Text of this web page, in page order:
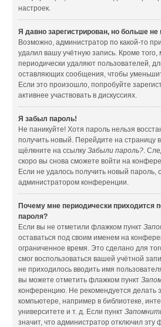
настроек.
Я давно зарегистрирован, но больше не
Возможно, администратор по какой-то
удалил вашу учётную запись. Кроме
периодически удаляют пользователей,
оставляющих сообщения, чтобы
Если это произошло, попробуйте
активнее участвовать в дискуссиях.
Я забыл пароль!
Не паникуйте! Хотя пароль нельзя
получить новый. Перейдите на страницу
щёлкните на ссылкуЗабыли пароль?.
скоро вы снова сможете войти на
Если не удалось получить новый пароль,
администратором конференции.
Почему мне периодически приходится
пароля?
Если вы не отметили флажком пункт
оставаться под своим именем на
ограниченное время. Это сделано для
смог воспользоваться вашей учётной
не приходилось вводить имя
вы можете отметить флажком пункт
конференцию. Не рекомендуется делать
компьютере, например в библиотеке,
университете и т. д. Если пункт
значит, что администратор отключил эту